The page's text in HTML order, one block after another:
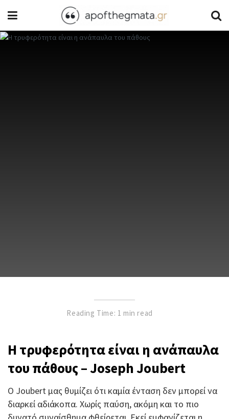
Reading Time: 1 min read
Η τρυφερότητα είναι η ανάπαυλα
του πάθους – Joseph Joubert
Ο Joubert μας θυμίζει ότι καμία ένταση δεν μπορεί να
διαρκεί αδιάκοπα. Χωρίς παύση, ακόμη και το πιο